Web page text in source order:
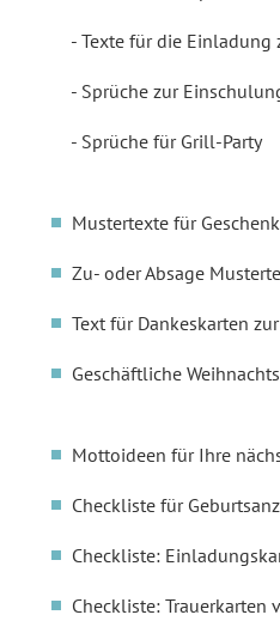
Texte für die Einladung
Sprüche zur
Sprüche für Grill-Party
Mustertexte für
Zu- oder Absage
Text für Dankeskarten
Geschäftliche
Mottoideen für Ihre
Checkliste für
Checkliste:
Checkliste: Trauerkarten